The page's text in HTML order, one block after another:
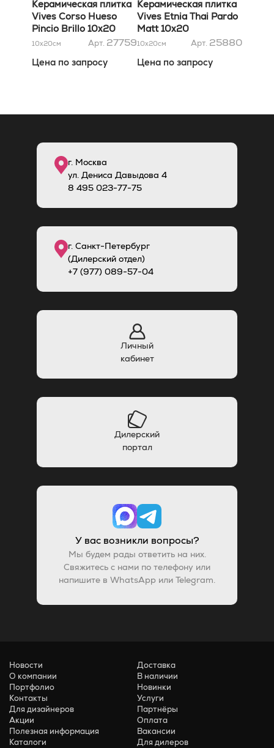
Керамическая плитка
Vives Corso Hueso
Pincio Brillo 10x20
10x20см Арт. 27759
Цена по запросу
Керамическая плитка
Vives Etnia Thai Pardo
Matt 10x20
10x20см Арт. 25880
Цена по запросу
г. Москва
ул. Дениса Давыдова 4
8 495 023-77-75
г. Санкт-Петербург
(Дилерский отдел)
+7 (977) 089-57-04
Личный
кабинет
Дилерский
портал
У вас возникли вопросы?
Мы будем рады ответить на них.
Свяжитесь с нами по телефону или
напишите в WhatsApp или Telegram.
Новости
О компании
Портфолио
Контакты
Для дизайнеров
Акции
Полезная информация
Каталоги
Доставка
В наличии
Новинки
Услуги
Партнёры
Оплата
Вакансии
Для дилеров